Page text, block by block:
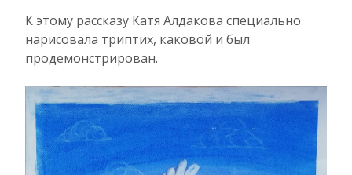
К этому рассказу Катя Алдакова специально
нарисовала триптих, каковой и был
продемонстрирован.